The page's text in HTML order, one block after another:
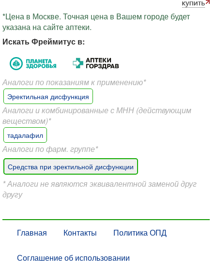
*Цена в Москве. Точная цена в Вашем городе будет
указана на сайте аптеки.
Искать Фреймитус в:
Аналоги по показаниям к применению*
Эректильная дисфункция
Аналоги и комбинированные с МНН (действующим
веществом)*
тадалафил
Аналоги по фарм. группе*
Средства при эректильной дисфункции
* Аналоги не являются эквивалентной заменой друг
другу
Главная Контакты Политика ОПД
Соглашение об использовании